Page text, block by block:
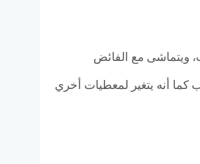
ويتماشى مع الفائض
كما أنه يتغير لمعطيات أخري